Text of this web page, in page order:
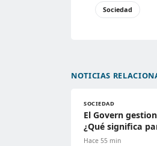
Sociedad
NOTICIAS
SOCIEDAD
El Govern
¿Qué significa
Hace 55 min